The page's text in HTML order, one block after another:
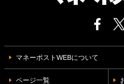
マネーポストWEBについて
ページ一覧